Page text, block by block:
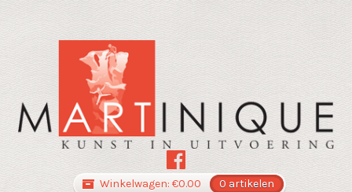
Winkelwagen: €0.00 0 artikelen